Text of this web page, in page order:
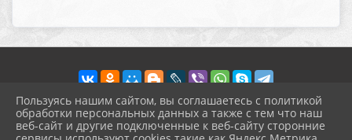
2026 г. pokrov-ck.ru
Пользуясь нашим сайтом, вы соглашаетесь с политикой
обработки персональных данных а также с тем что наш
веб-сайт и другие подключенные к веб-сайту сторонние